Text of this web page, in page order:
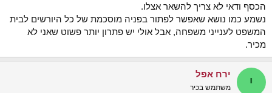
הכסף ודאי לא צריך להשאר אצלו.
נשמע כמו נושא שאפשר לפתור בפניה מוסכמת של כל היורשים לבית
המשפט לענייני משפחה, אבל אולי יש פתרון יותר פשוט שאני לא
מכיר.
י ירח אפל
משתמש בכיר